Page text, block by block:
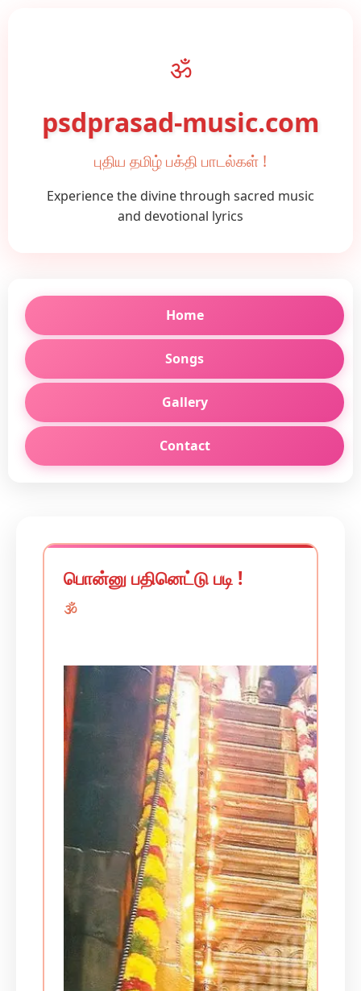
ॐ
psdprasad-music.com
புதிய தமிழ் பக்தி பாடல்கள் !
Experience the divine through sacred music
and devotional lyrics
Home
Songs
Gallery
Contact
பொன்னு பதினெட்டு படி !
🕉️